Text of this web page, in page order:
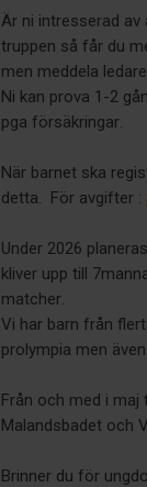
Är ni intresserad av
truppen så får du
men meddela
Ni kan prova 1-2
pga försäkringar.
När barnet ska
detta. För avgifter :
Under 2026
kliver upp till
matcher.
Vi har barn från
prolympia men
Från och med i maj
Malandsbadet och
Brinner du för